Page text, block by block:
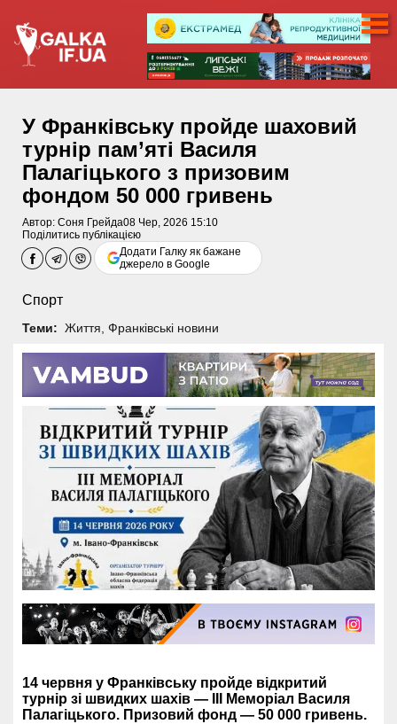
У Франківську пройде шаховий
турнір пам’яті Василя
Палагіцького з призовим
фондом 50 000 гривень
Автор: Соня Грейда08 Чер, 2026 15:10
Поділитись публікацією
Додати Галку як бажане
джерело в Google
Спорт
Теми: Життя Франківські новини
14 червня у Франківську пройде відкритий
турнір зі швидких шахів — III Меморіал Василя
Палагіцького. Призовий фонд — 50 000 гривень.